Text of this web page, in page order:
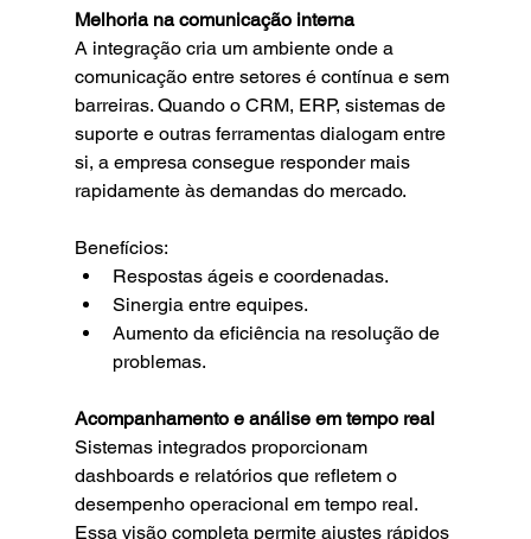
Melhoria na comunicação interna
A integração cria um ambiente onde a
comunicação entre setores é contínua e sem
barreiras. Quando o CRM, ERP, sistemas de
suporte e outras ferramentas dialogam entre
si, a empresa consegue responder mais
rapidamente às demandas do mercado.
Benefícios:
Respostas ágeis e coordenadas.
Sinergia entre equipes.
Aumento da eficiência na resolução de
problemas.
Acompanhamento e análise em tempo real
Sistemas integrados proporcionam
dashboards e relatórios que refletem o
desempenho operacional em tempo real.
Essa visão completa permite ajustes rápidos